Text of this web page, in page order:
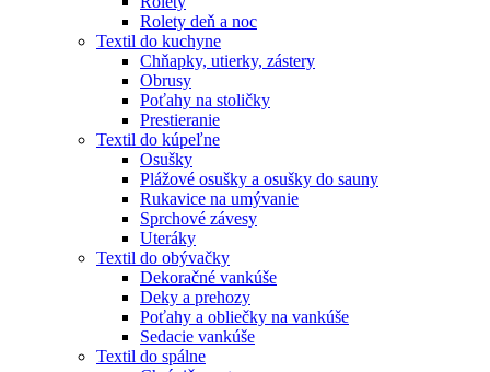
Rolety deň a noc
Textil do kuchyne
Chňapky, utierky, zástery
Obrusy
Poťahy na stoličky
Prestieranie
Textil do kúpeľne
Osušky
Plážové osušky a osušky do sauny
Rukavice na umývanie
Sprchové závesy
Uteráky
Textil do obývačky
Dekoračné vankúše
Deky a prehozy
Poťahy a obliečky na vankúše
Sedacie vankúše
Textil do spálne